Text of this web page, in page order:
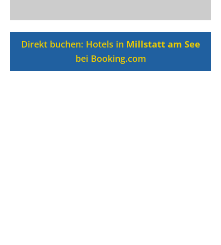
Direkt buchen: Hotels in Millstatt am See
bei Booking.com